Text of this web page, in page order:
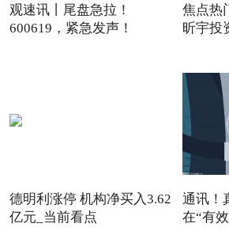
观速讯丨尾盘急拉！
600619，紧急发声！
焦点热
昕宇投
德明利涨停 机构净买入3.62
亿元_当前看点
通讯！
在“有